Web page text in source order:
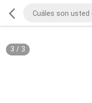
3 / 3